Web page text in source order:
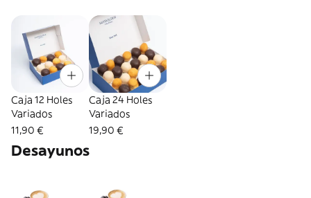
Caja 12 Holes
Variados
11,90 €
Caja 24 Holes
Variados
19,90 €
Desayunos